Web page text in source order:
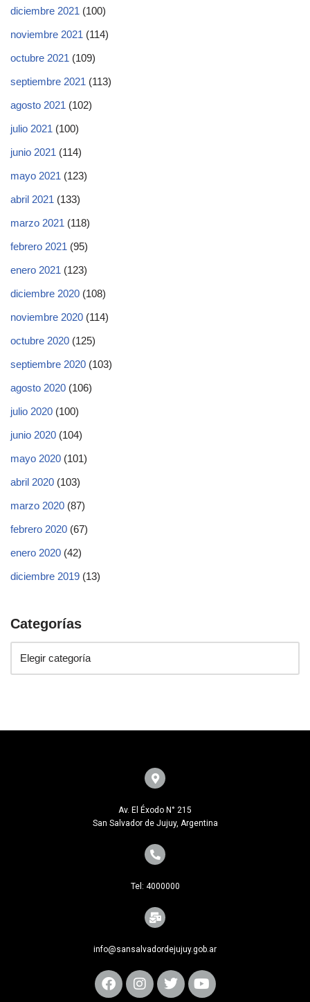
diciembre 2021 (100)
noviembre 2021 (114)
octubre 2021 (109)
septiembre 2021 (113)
agosto 2021 (102)
julio 2021 (100)
junio 2021 (114)
mayo 2021 (123)
abril 2021 (133)
marzo 2021 (118)
febrero 2021 (95)
enero 2021 (123)
diciembre 2020 (108)
noviembre 2020 (114)
octubre 2020 (125)
septiembre 2020 (103)
agosto 2020 (106)
julio 2020 (100)
junio 2020 (104)
mayo 2020 (101)
abril 2020 (103)
marzo 2020 (87)
febrero 2020 (67)
enero 2020 (42)
diciembre 2019 (13)
Categorías
Av. El Éxodo N° 215
San Salvador de Jujuy, Argentina
Tel: 4000000
info@sansalvadordejujuy.gob.ar